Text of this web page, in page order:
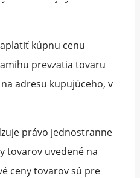
kúpnu cenu
prevzatia tovaru
adresu kupujúceho, v
právo jednostranne
tovarov uvedené na
ceny tovarov sú pre